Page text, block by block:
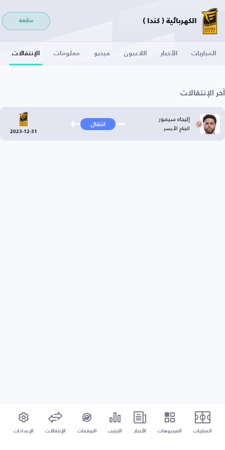
الكهربائية ( كندا ) متابعة
المباريات الأخبار اللاعبون فيديو معلومات الإنتقالات
آخر الإنتقالات
إليجاه سيمور
الجناح الأيسر انتقال
2023-12-31
المباريات الفيديوهات الأخبار الترتيب التوقعات الإنتقالات الإعدادات